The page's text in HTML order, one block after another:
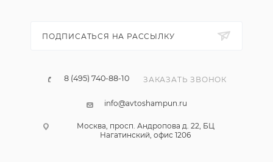
ПОДПИСАТЬСЯ НА РАССЫЛКУ
8 (495) 740-88-10 ЗАКАЗАТЬ ЗВОНОК
info@avtoshampun.ru
Москва, просп. Андропова д. 22, БЦ
Нагатинский, офис 1206